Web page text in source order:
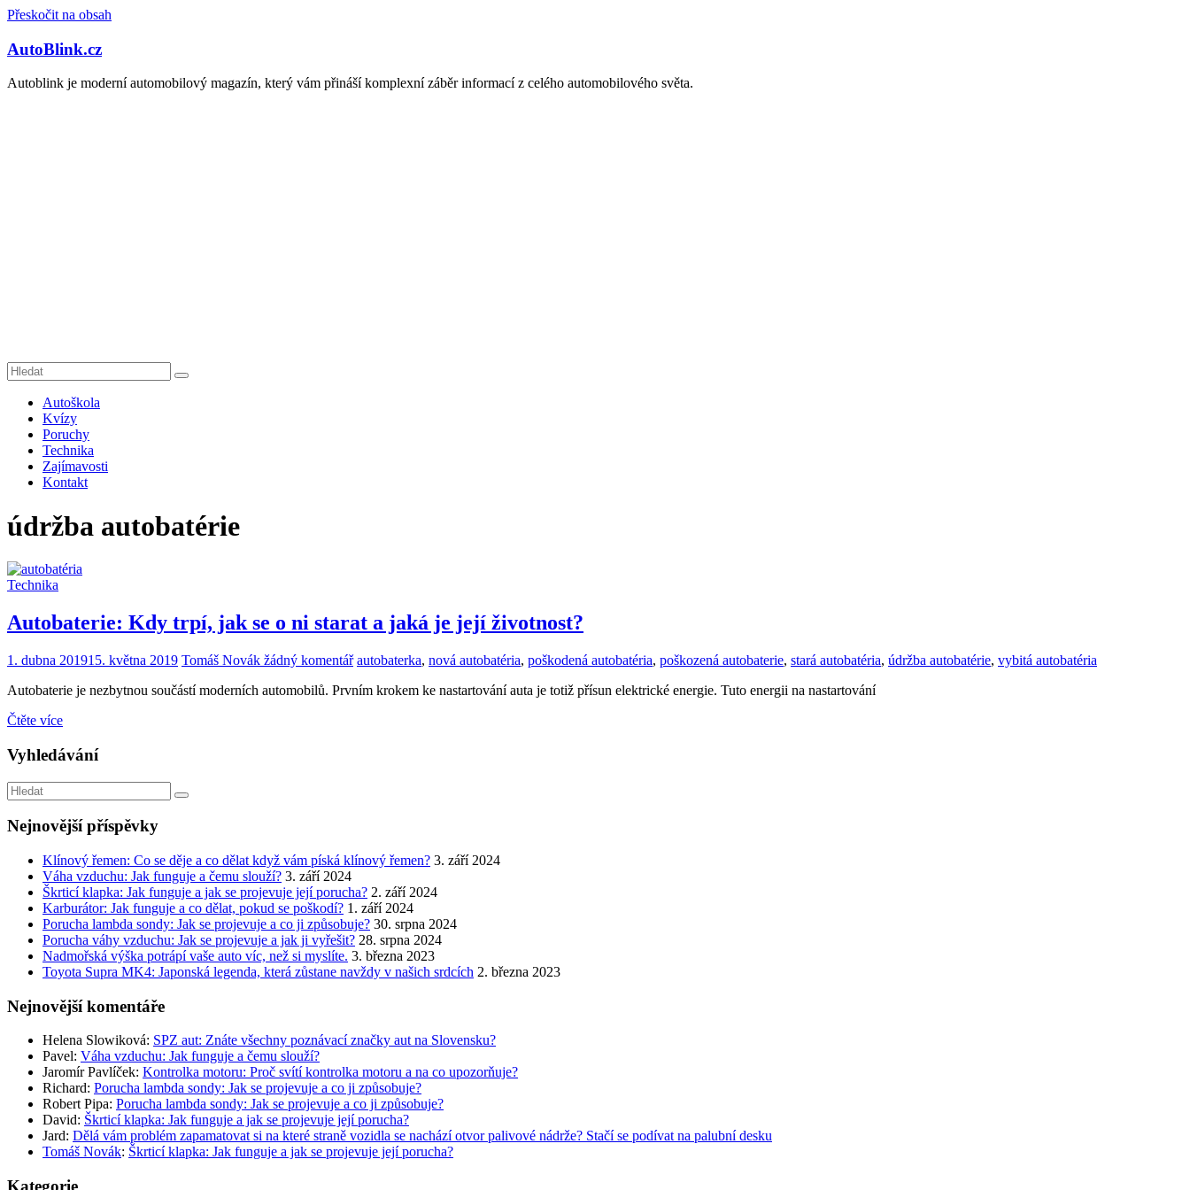
Přeskočit na obsah
AutoBlink.cz
Autoblink je moderní automobilový magazín, který vám přináší komplexní záběr informací z celého automobilového světa.
Autoškola
Kvízy
Poruchy
Technika
Zajímavosti
Kontakt
údržba autobatérie
Technika
Autobaterie: Kdy trpí, jak se o ni starat a jaká je její životnost?
1. dubna 201915. května 2019 Tomáš Novák žádný komentář autobaterka, nová autobatéria, poškodená autobatéria, poškozená autobaterie, stará autobatéria, údržba autobatérie, vybitá autobatéria
Autobaterie je nezbytnou součástí moderních automobilů. Prvním krokem ke nastartování auta je totiž přísun elektrické energie. Tuto energii na nastartování
Čtěte více
Vyhledávání
Nejnovější příspěvky
Klínový řemen: Co se děje a co dělat když vám píská klínový řemen? 3. září 2024
Váha vzduchu: Jak funguje a čemu slouží? 3. září 2024
Škrticí klapka: Jak funguje a jak se projevuje její porucha? 2. září 2024
Karburátor: Jak funguje a co dělat, pokud se poškodí? 1. září 2024
Porucha lambda sondy: Jak se projevuje a co ji způsobuje? 30. srpna 2024
Porucha váhy vzduchu: Jak se projevuje a jak ji vyřešit? 28. srpna 2024
Nadmořská výška potrápí vaše auto víc, než si myslíte. 3. března 2023
Toyota Supra MK4: Japonská legenda, která zůstane navždy v našich srdcích 2. března 2023
Nejnovější komentáře
Helena Slowiková: SPZ aut: Znáte všechny poznávací značky aut na Slovensku?
Pavel: Váha vzduchu: Jak funguje a čemu slouží?
Jaromír Pavlíček: Kontrolka motoru: Proč svítí kontrolka motoru a na co upozorňuje?
Richard: Porucha lambda sondy: Jak se projevuje a co ji způsobuje?
Robert Pipa: Porucha lambda sondy: Jak se projevuje a co ji způsobuje?
David: Škrticí klapka: Jak funguje a jak se projevuje její porucha?
Jard: Dělá vám problém zapamatovat si na které straně vozidla se nachází otvor palivové nádrže? Stačí se podívat na palubní desku
Tomáš Novák: Škrticí klapka: Jak funguje a jak se projevuje její porucha?
Kategorie